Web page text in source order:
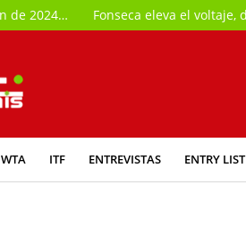
Tirante vuelve a sacudir Montreal y deja al campeón de 2024 fuera del torneo
WTA ITF ENTREVISTAS ENTRY LIST